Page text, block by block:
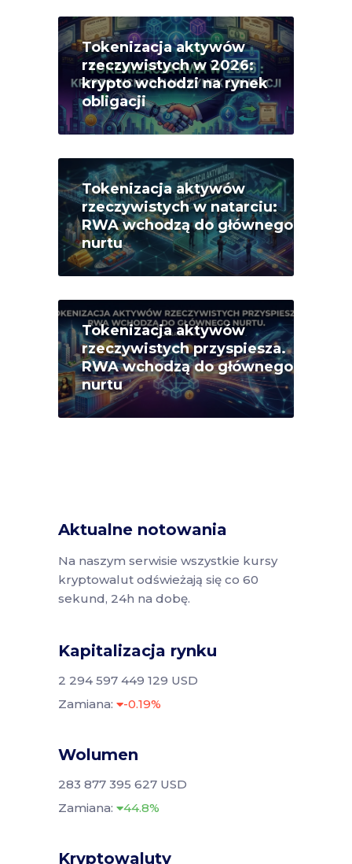
Tokenizacja aktywów
rzeczywistych w 2026:
krypto wchodzi na rynek
obligacji
Tokenizacja aktywów
rzeczywistych w natarciu:
RWA wchodzą do głównego
nurtu
Tokenizacja aktywów
rzeczywistych przyspiesza.
RWA wchodzą do głównego
nurtu
Aktualne notowania
Na naszym serwisie wszystkie kursy
kryptowalut odświeżają się co 60
sekund, 24h na dobę.
Kapitalizacja rynku
2 294 597 449 129 USD
Zamiana:
-0.19%
Wolumen
283 877 395 627 USD
Zamiana:
44.8%
Kryptowaluty